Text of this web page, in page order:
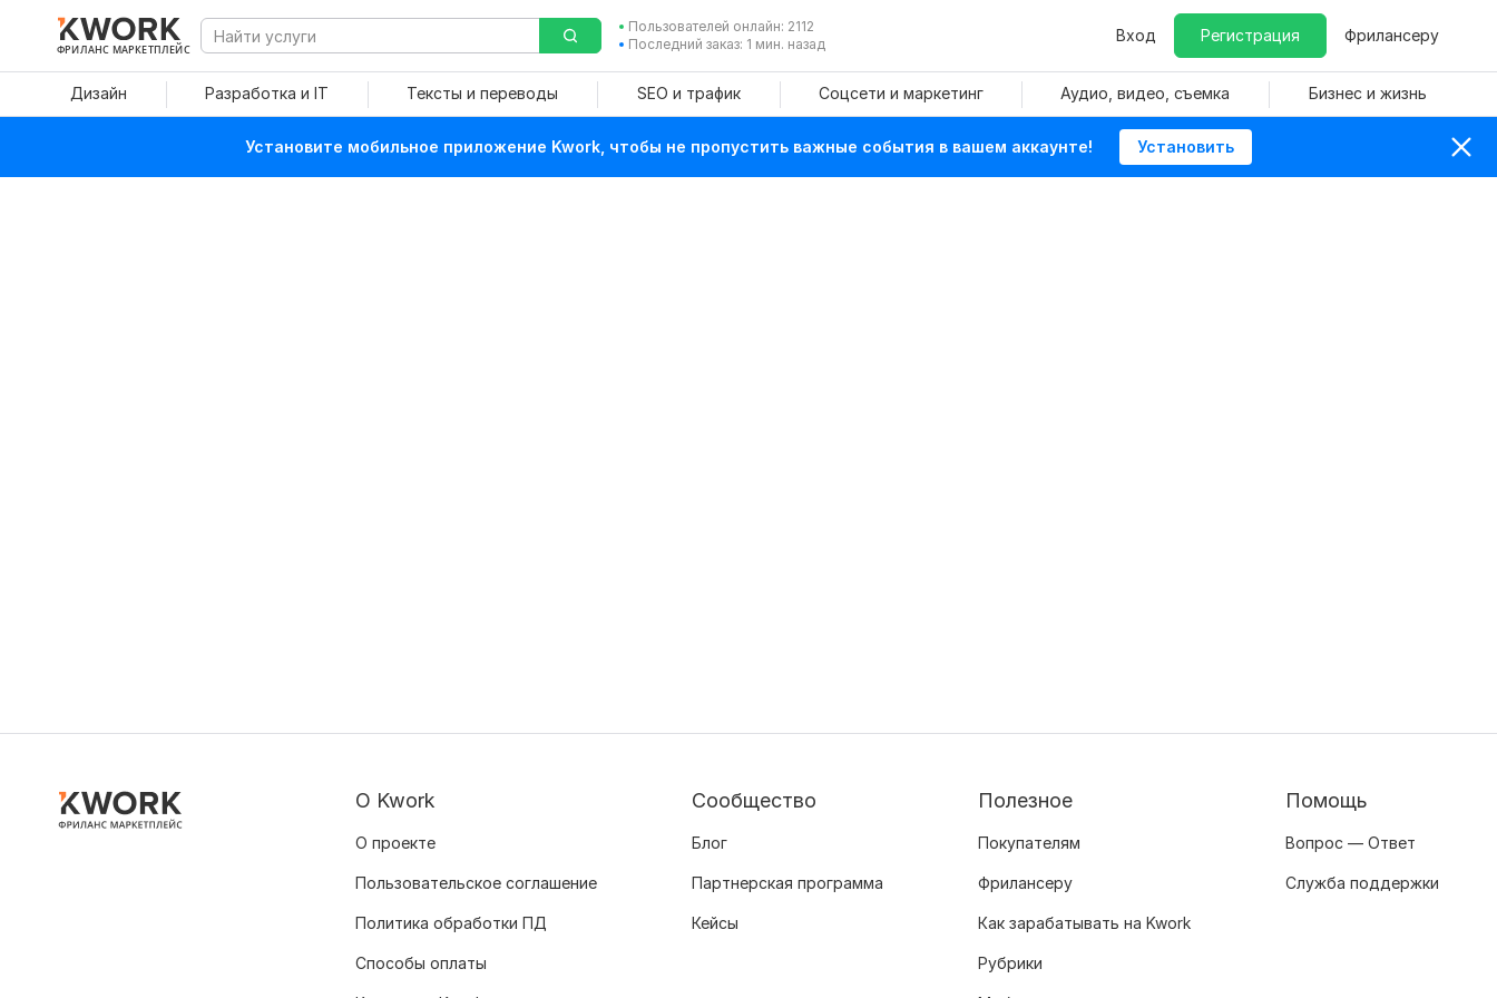
ФРИЛАНС МАРКЕТПЛЕЙС
Пользователей онлайн: 2112
Последний заказ: 1 мин. назад
Вход Регистрация Фрилансеру
Дизайн Разработка и IT Тексты и переводы SEO и трафик Соцсети и маркетинг Аудио, видео, съемка Бизнес и жизнь
Установите мобильное приложение Kwork, чтобы не пропустить важные события в вашем аккаунте! Установить
О Kwork
О проекте
Пользовательское соглашение
Политика обработки ПД
Способы оплаты
Сообщество
Блог
Партнерская программа
Кейсы
Полезное
Покупателям
Фрилансеру
Как зарабатывать на Kwork
Рубрики
Помощь
Вопрос — Ответ
Служба поддержки